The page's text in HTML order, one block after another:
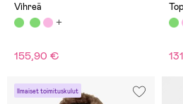
Vihreä
155,90 €
Ilmaiset toimituskulut